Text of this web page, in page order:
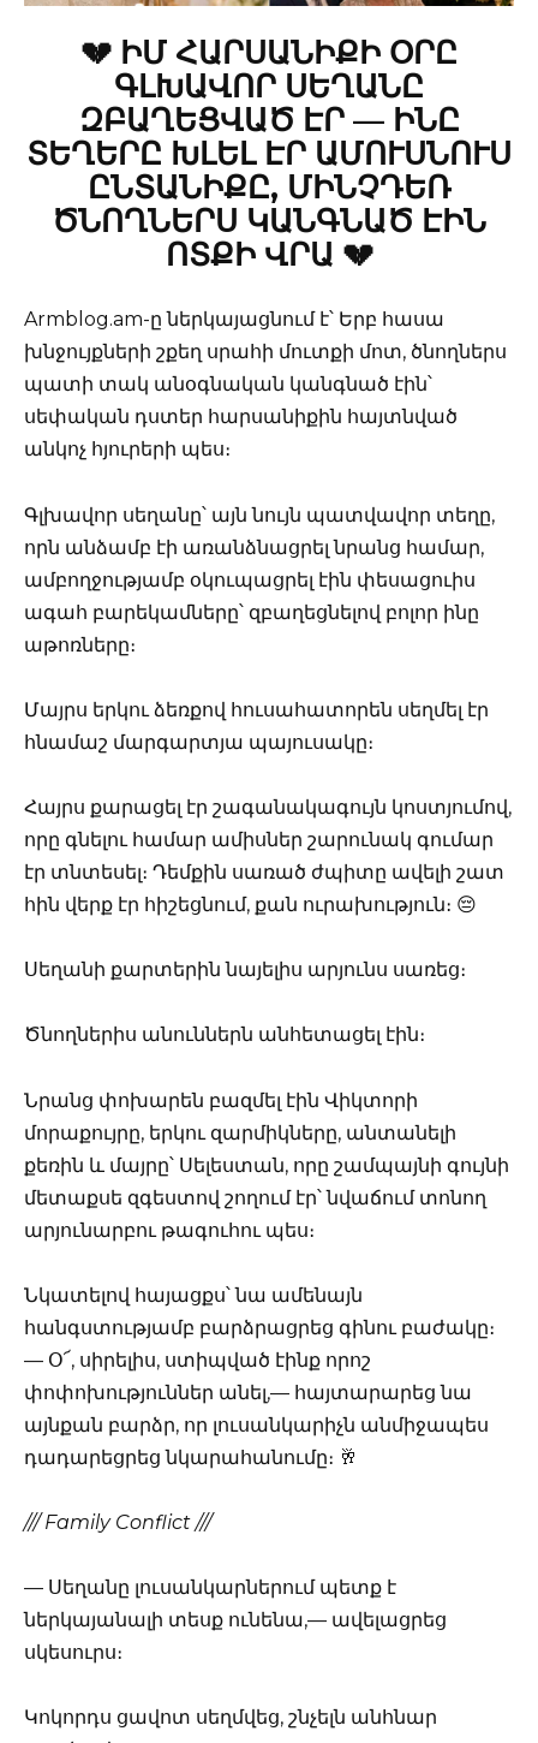
💔 ԻՄ ՀԱՐՍԱՆԻՔԻ ՕՐԸ
ԳԼԽԱՎՈՐ ՍԵՂԱՆԸ
ԶԲԱՂԵՑՎԱԾ ԷՐ — ԻՆԸ
ՏԵՂԵՐԸ ԽԼԵԼ ԷՐ ԱՄՈՒՍՆՈՒՍ
ԸՆՏԱՆԻՔԸ, ՄԻՆՉԴԵՌ
ԾՆՈՂՆԵՐՍ ԿԱՆԳՆԱԾ ԷԻՆ
ՈՏՔԻ ՎՐԱ 💔
Armblog.am-ը ներկայացնում է՝ Երբ հասա
խնջույքների շքեղ սրահի մուտքի մոտ, ծնողներս
պատի տակ անօգնական կանգնած էին՝
սեփական դստեր հարսանիքին հայտնված
անկոչ հյուրերի պես։
Գլխավոր սեղանը՝ այն նույն պատվավոր տեղը,
որն անձամբ էի առանձնացրել նրանց համար,
ամբողջությամբ օկուպացրել էին փեսացուիս
ագահ բարեկամները՝ զբաղեցնելով բոլոր ինը
աթոռները։
Մայրս երկու ձեռքով հուսահատորեն սեղմել էր
հնամաշ մարգարտյա պայուսակը։
Հայրս քարացել էր շագանակագույն կոստյումով,
որը գնելու համար ամիսներ շարունակ գումար
էր տնտեսել։ Դեմքին սառած ժպիտը ավելի շատ
հին վերք էր հիշեցնում, քան ուրախություն։ 😔
Սեղանի քարտերին նայելիս արյունս սառեց։
Ծնողներիս անուններն անհետացել էին։
Նրանց փոխարեն բազմել էին Վիկտորի
մորաքույրը, երկու զարմիկները, անտանելի
քեռին և մայրը՝ Սելեստան, որը շամպայնի գույնի
մետաքսե զգեստով շողում էր՝ նվաճում տոնող
արյունարբու թագուհու պես։
Նկատելով հայացքս՝ նա ամենայն
հանգստությամբ բարձրացրեց գինու բաժակը։
— Օ՜, սիրելիս, ստիպված էինք որոշ
փոփոխություններ անել,— հայտարարեց նա
այնքան բարձր, որ լուսանկարիչն անմիջապես
դադարեցրեց նկարահանումը։ 🥂
/// Family Conflict ///
— Սեղանը լուսանկարներում պետք է
ներկայանալի տեսք ունենա,— ավելացրեց
սկեսուրս։
Կոկորդս ցավոտ սեղմվեց, շնչելն անհնար